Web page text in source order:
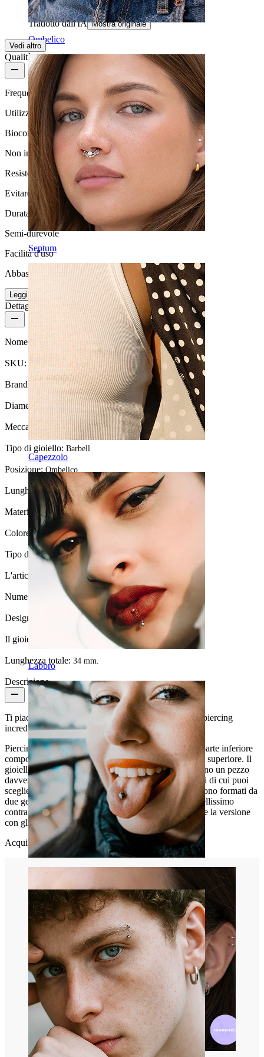
Ombelico
Septum
Capezzolo
Labbro
katriina Acquisto verificato
Tradotto dall'IA Mostra originale
Vedi altro
Qualità del prodotto
Frequenza di utilizzo
Utilizzo occasionale
Biocompatibilità
Non indicato per pelli sensibili
Resistenza all'acqua
Evitare l''acqua
Durata
Semi-durevole
Facilità d'uso
Abbastanza facile
Leggi di più
Dettagli del prodotto
Nome: Piercing per l'ombelico a forma di lucertola
SKU: Belly-216
Brand: Bodymod Moments
Diametro del filo: 1.6 mm
Meccanismo di chiusura:Filettatura esterna
Tipo di gioiello: Barbell
Posizione:Ombelico
Lunghezza:10 mm
Materiale: Acciaio chirurgico / Ottone
Colore:Grigio argento
Tipo di pietra:Zirconia cubica
L'articolo è incollato?:Sì
Numero di pezzi:1
Design:
Il gioiello ha un rivestimento?: Sì, le sfere
Lunghezza totale: 34 mm.
Descrizione
Ti piacciono i gioielli esclusivi? Allora amerai questo piercing
incredibile!
Piercing in acciaio chirurgico a forma di lucertola, la parte inferiore
compone il corpo, mentre la testa è formata dalla parte superiore. Il
gioiello è decorato con tantissimi dettagli che lo rendono un pezzo
davvero unico. La lucertola ha dei luminosissimi occhi di cui puoi
sceglierne il colore tra blu, rosso o bianco. Gli occhi sono formati da
due gemme tagliate da diversi angoli che creano un bellissimo
contrasto con il resto del corpo, soprattutto se si sceglie la versione
con gli occhi rossi.
Acquistalo oggi, farà sicuramente la differenza.